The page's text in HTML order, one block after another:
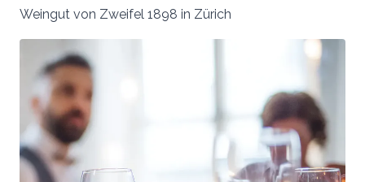
Weingut von Zweifel 1898 in Zürich